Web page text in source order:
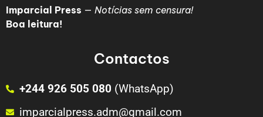
Imparcial Press — Notícias sem censura!
Boa leitura!
Contactos
+244 926 505 080 (WhatsApp)
imparcialpress.adm@gmail.com